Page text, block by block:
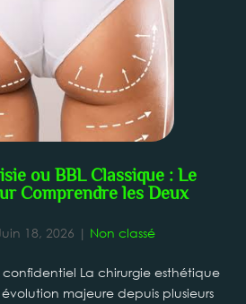
ou BBL Classique : Le
Comprendre les Deux
18, 2026 | Non classé
confidentiel La chirurgie esthétique
majeure depuis plusieurs